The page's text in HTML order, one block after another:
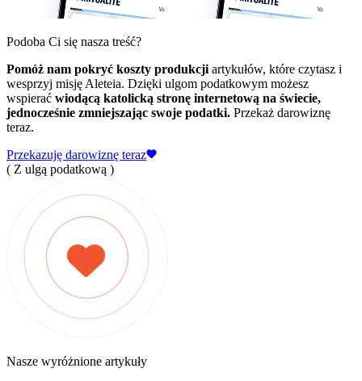
Podoba Ci się nasza treść?
Pomóż nam pokryć koszty produkcji artykułów, które czytasz i
wesprzyj misję Aleteia. Dzięki ulgom podatkowym możesz
wspierać wiodącą katolicką stronę internetową na świecie,
jednocześnie zmniejszając swoje podatki. Przekaż darowiznę
teraz.
Przekazuję darowiznę teraz
( Z ulgą podatkową )
Nasze wyróżnione artykuły